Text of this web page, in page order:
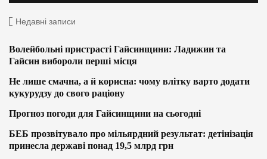
Недавні записи
Волейбольні пристрасті Гайсинщини: Ладижин та
Гайсин вибороли перші місця
Не лише смачна, а й корисна: чому влітку варто додати
кукурудзу до свого раціону
Прогноз погоди для Гайсинщини на сьогодні
БЕБ прозвітувало про мільярдний результат: детінізація
принесла державі понад 19,5 млрд грн